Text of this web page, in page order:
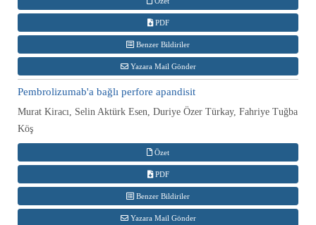
PDF
Benzer Bildiriler
Yazara Mail Gönder
Pembrolizumab'a bağlı perfore apandisit
Murat Kiracı, Selin Aktürk Esen, Duriye Özer Türkay, Fahriye Tuğba
Köş
Özet
PDF
Benzer Bildiriler
Yazara Mail Gönder